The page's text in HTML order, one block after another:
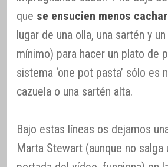
que se ensucien menos
lugar de una olla, una sartén y
mínimo) para hacer un plato de
sistema ‘one pot pasta’ sólo es
cazuela o una sartén alta.
Bajo estas líneas os dejamos
Marta Stewart (aunque no salga